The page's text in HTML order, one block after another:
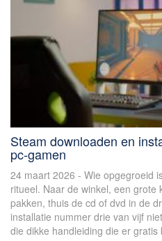
Steam downloaden en
pc-gamen
24 maart 2026 - Wie opgegroeid
ritueel. Naar de winkel, een
pakken, thuis de cd of dvd in de
installatie nummer drie van vijf
die dikke handleiding die er